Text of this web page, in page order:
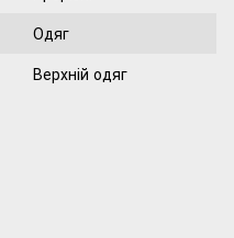
Одяг
Верхній одяг